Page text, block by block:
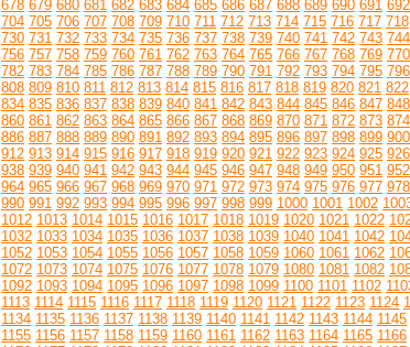
678 679 680 681 682 683 684 685 686 687 688 689 690 691 692
704 705 706 707 708 709 710 711 712 713 714 715 716 717 718
730 731 732 733 734 735 736 737 738 739 740 741 742 743 744
756 757 758 759 760 761 762 763 764 765 766 767 768 769 770
782 783 784 785 786 787 788 789 790 791 792 793 794 795 796
808 809 810 811 812 813 814 815 816 817 818 819 820 821 822
834 835 836 837 838 839 840 841 842 843 844 845 846 847 848
860 861 862 863 864 865 866 867 868 869 870 871 872 873 874
886 887 888 889 890 891 892 893 894 895 896 897 898 899 900
912 913 914 915 916 917 918 919 920 921 922 923 924 925 926
938 939 940 941 942 943 944 945 946 947 948 949 950 951 952
964 965 966 967 968 969 970 971 972 973 974 975 976 977 978
990 991 992 993 994 995 996 997 998 999 1000 1001 1002
1012 1013 1014 1015 1016 1017 1018 1019 1020 1021 1022
1032 1033 1034 1035 1036 1037 1038 1039 1040 1041 1042
1052 1053 1054 1055 1056 1057 1058 1059 1060 1061 1062
1072 1073 1074 1075 1076 1077 1078 1079 1080 1081 1082
1092 1093 1094 1095 1096 1097 1098 1099 1100 1101 1102
1113 1114 1115 1116 1117 1118 1119 1120 1121 1122 1123 1124
1134 1135 1136 1137 1138 1139 1140 1141 1142 1143 1144 1145
1155 1156 1157 1158 1159 1160 1161 1162 1163 1164 1165 1166